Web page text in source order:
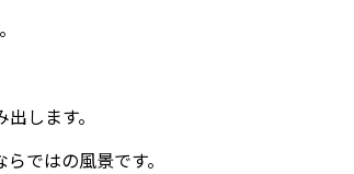
します。
ではの風景です。